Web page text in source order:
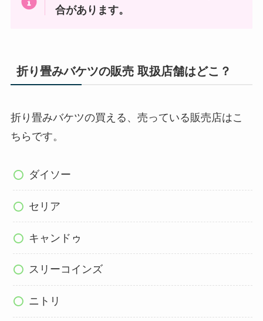
合があります。
折り畳みバケツの販売 取扱店舗はどこ？
折り畳みバケツの買える、売っている販売店はこ
ちらです。
ダイソー
セリア
キャンドゥ
スリーコインズ
ニトリ